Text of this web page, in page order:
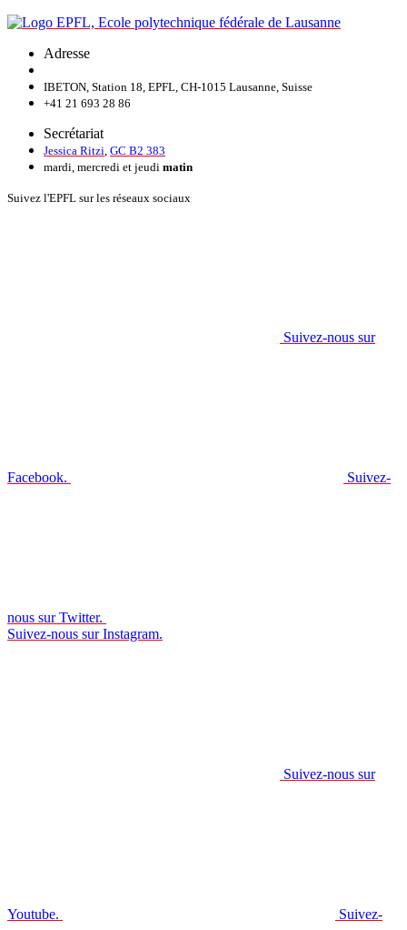
Adresse
IBETON, Station 18, EPFL, CH-1015 Lausanne, Suisse
+41 21 693 28 86
Secrétariat
Jessica Ritzi GC B2 383
mardi, mercredi et jeudi matin
Suivez l'EPFL sur les réseaux sociaux
Suivez-nous sur
Facebook. Suivez-
nous sur Twitter.
Suivez-nous sur Instagram.
Suivez-nous sur
Youtube. Suivez-